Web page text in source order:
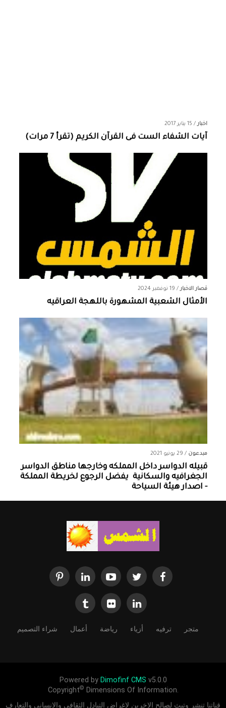
اخبار/ 15 يناير 2017
آيات الشفاء الست فى القرآن الكريم (تقرأ 7 مرات)
قصار الاخبار/ 19 نوفمبر 2024
الأمثال الشعبية المشهورة باللهجة العراقيه
مبدعون / 29 يونيو 2021
قبيله الدواسر داخل المملكه وخارجها ‏مناطق الدواسر
الجغرافيه والسكانية ‏ يفضل الرجوع لخريطة المملكة
- اصدار هيئة السياحة
متجر ترفيه أزياء رياضة أعمال شراء التصميم
Powered by Dimofinf CMS v5.0.0
Copyright© Dimensions Of Information.
قناتنا تنشر وتبث لصالح الاخرين لاغراض التبادل الثقافي والانساني والتعارف